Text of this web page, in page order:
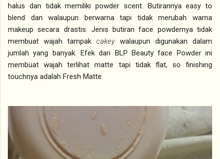
halus dan tidak memiliki powder scent. Butirannya easy to
blend dan walaupun berwarna tapi tidak merubah warna
makeup secara drastis. Jenis butiran face powdernya tidak
membuat wajah tampak cakeywalaupun digunakan dalam
jumlah yang banyak. Efek dari BLP Beauty face Powder ini
membuat wajah terlihat matte tapi tidak flat, so finishing
touchnya adalah Fresh Matte.